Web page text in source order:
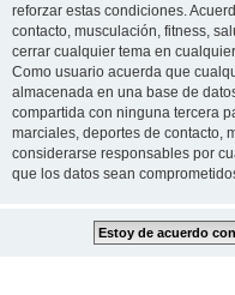
reforzar estas condiciones.
contacto, musculación, fitness,
cerrar cualquier tema en
Como usuario acuerda que
almacenada en una base de
compartida con ninguna tercera
marciales, deportes de contacto,
considerarse responsables por
que los datos sean